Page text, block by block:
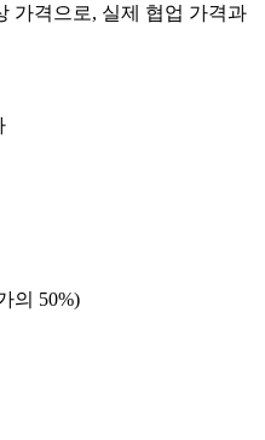
가격으로, 실제 협업 가격과
의 50%)